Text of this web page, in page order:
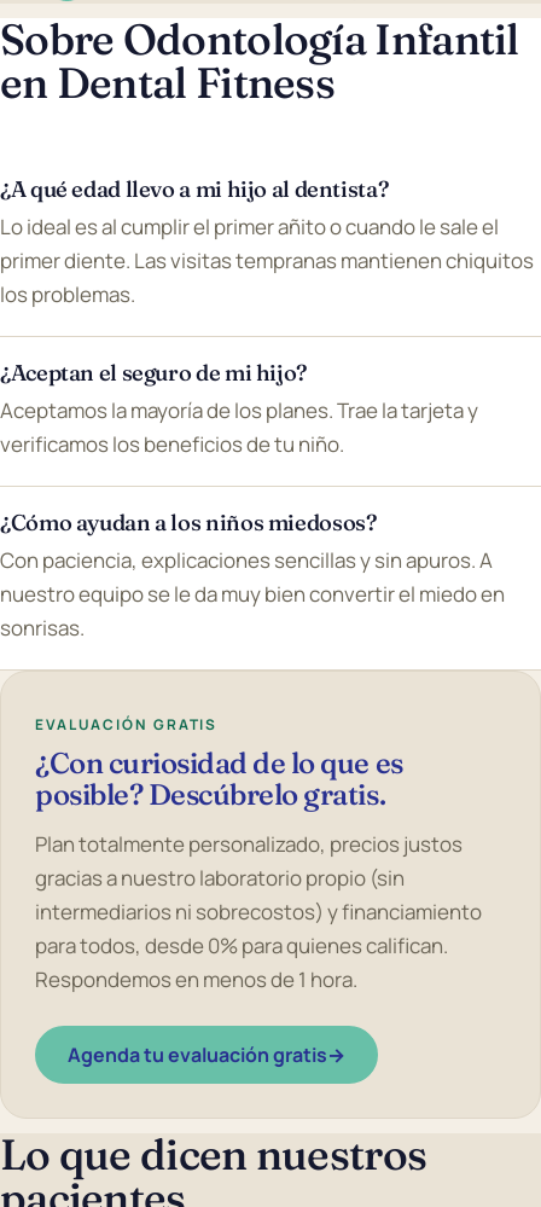
Sobre Odontología Infantil
en Dental Fitness
¿A qué edad llevo a mi hijo al dentista?
Lo ideal es al cumplir el primer añito o cuando le sale el
primer diente. Las visitas tempranas mantienen chiquitos
los problemas.
¿Aceptan el seguro de mi hijo?
Aceptamos la mayoría de los planes. Trae la tarjeta y
verificamos los beneficios de tu niño.
¿Cómo ayudan a los niños miedosos?
Con paciencia, explicaciones sencillas y sin apuros. A
nuestro equipo se le da muy bien convertir el miedo en
sonrisas.
EVALUACIÓN GRATIS
¿Con curiosidad de lo que es
posible? Descúbrelo gratis.
Plan totalmente personalizado, precios justos
gracias a nuestro laboratorio propio (sin
intermediarios ni sobrecostos) y financiamiento
para todos, desde 0% para quienes califican.
Respondemos en menos de 1 hora.
Agenda tu evaluación gratis→
Lo que dicen nuestros